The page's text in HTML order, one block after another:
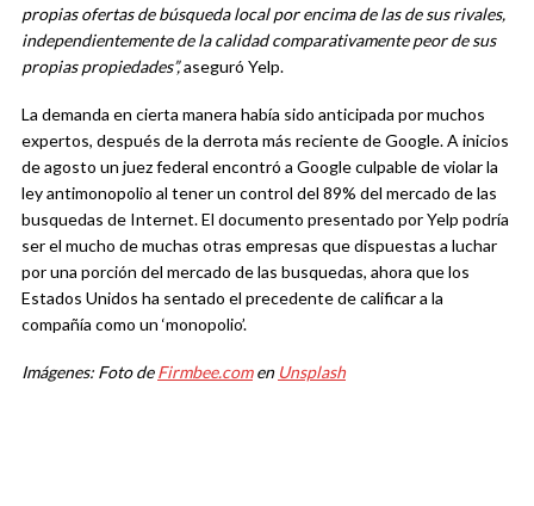
propias ofertas de búsqueda local por encima de las de sus rivales,
independientemente de la calidad comparativamente peor de sus
propias propiedades”,aseguró Yelp.
La demanda en cierta manera había sido anticipada por muchos
expertos, después de la derrota más reciente de Google. A inicios
de agosto un juez federal encontró a Google culpable de violar la
ley antimonopolio al tener un control del 89% del mercado de las
busquedas de Internet. El documento presentado por Yelp podría
ser el mucho de muchas otras empresas que dispuestas a luchar
por una porción del mercado de las busquedas, ahora que los
Estados Unidos ha sentado el precedente de calificar a la
compañía como un ‘monopolio’.
Imágenes: Foto deFirmbee.comen Unsplash